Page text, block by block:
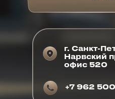
г. Санкт-
Нарвский
офис 520
+7 962